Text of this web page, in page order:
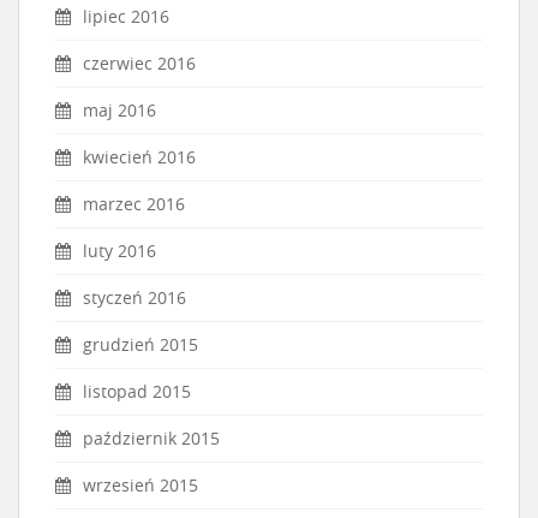
lipiec 2016
czerwiec 2016
maj 2016
kwiecień 2016
marzec 2016
luty 2016
styczeń 2016
grudzień 2015
listopad 2015
październik 2015
wrzesień 2015